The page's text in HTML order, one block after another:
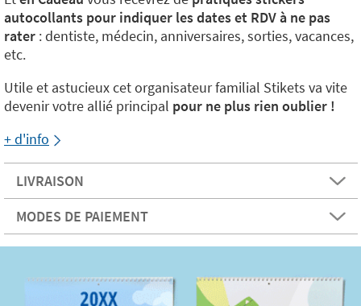
autocollants pour indiquer les dates et RDV à ne pas
rater : dentiste, médecin, anniversaires, sorties, vacances,
etc.
Utile et astucieux cet organisateur familial Stikets va vite
devenir votre allié principal pour ne plus rien oublier !
+ d'info
LIVRAISON
MODES DE PAIEMENT